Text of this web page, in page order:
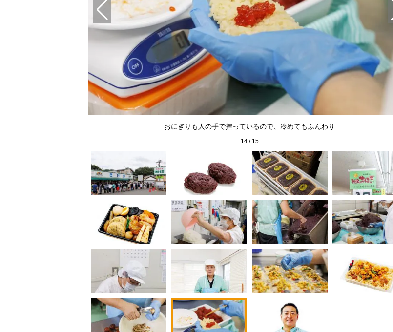
おにぎりも人の手で握っているので、冷めてもふんわり
14/ 15